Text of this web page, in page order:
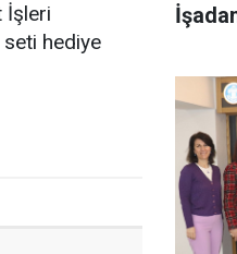
İşleri
seti hediye